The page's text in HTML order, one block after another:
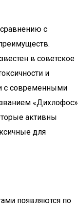
с
в советское
и
с современными
«Дихлофос»
активны
для
появляются по